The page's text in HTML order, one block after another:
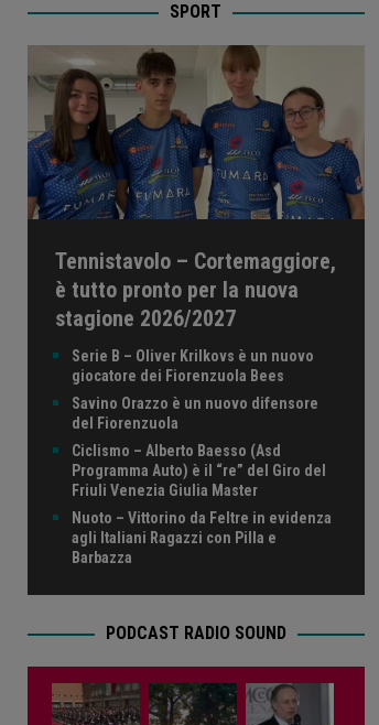
SPORT
Tennistavolo – Cortemaggiore,
è tutto pronto per la nuova
stagione 2026/2027
Serie B – Oliver Krilkovs è un nuovo
giocatore dei Fiorenzuola Bees
Savino Orazzo è un nuovo difensore
del Fiorenzuola
Ciclismo – Alberto Baesso (Asd
Programma Auto) è il “re” del Giro del
Friuli Venezia Giulia Master
Nuoto – Vittorino da Feltre in evidenza
agli Italiani Ragazzi con Pilla e
Barbazza
PODCAST RADIO SOUND